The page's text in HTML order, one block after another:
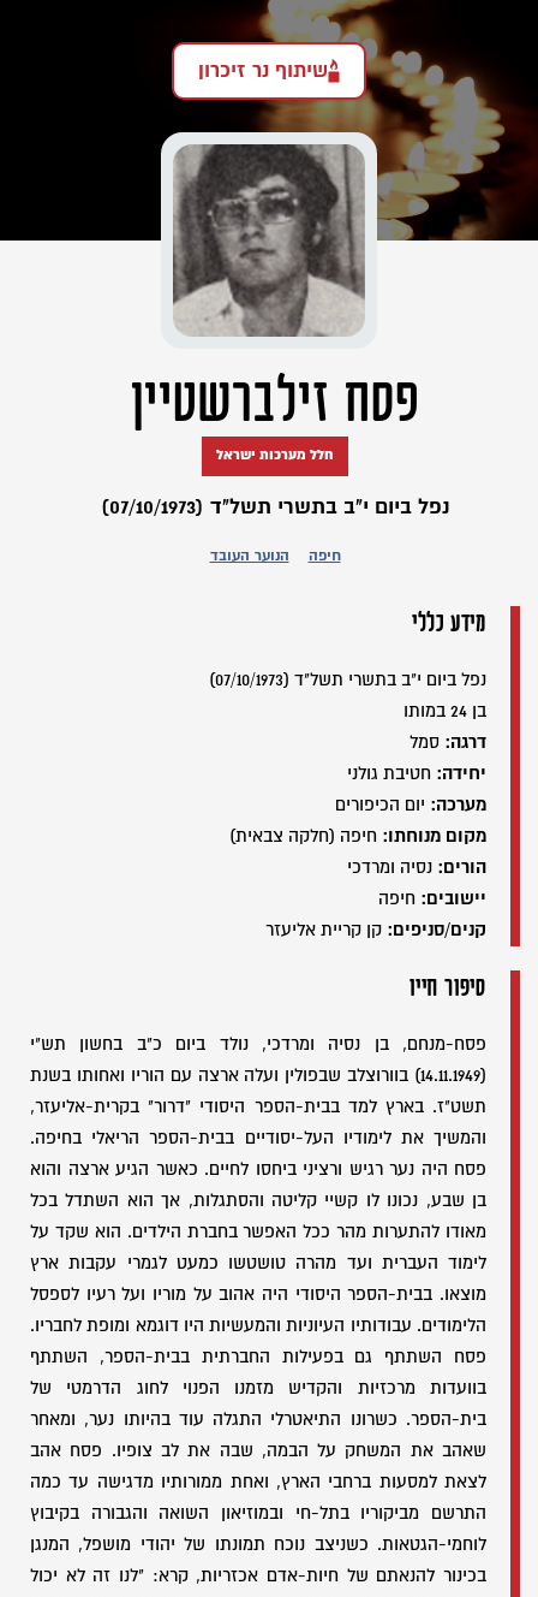
שיתוף נר זיכרון
פסח זילברשטיין
חלל מערכות ישראל
נפל ביום י"ב בתשרי תשל"ד (07/10/1973)
חיפה הנוער העובד
מידע כללי
נפל ביום י"ב בתשרי תשל"ד (07/10/1973)
בן 24 במותו
דרגה: סמל
יחידה: חטיבת גולני
מערכה: יום הכיפורים
מקום מנוחתו: חיפה (חלקה צבאית)
הורים: נסיה ומרדכי
יישובים: חיפה
קנים/סניפים: קן קריית אליעזר
סיפור חייו
פסח-מנחם, בן נסיה ומרדכי, נולד ביום כ"ב בחשון תש"י
(14.11.1949) בוורוצלב שבפולין ועלה ארצה עם הוריו ואחותו בשנת
תשט"ז. בארץ למד בבית-הספר היסודי "דרור" בקרית-אליעזר,
והמשיך את לימודיו העל-יסודיים בבית-הספר הריאלי בחיפה.
פסח היה נער רגיש ורציני ביחסו לחיים. כאשר הגיע ארצה והוא
בן שבע, נכונו לו קשיי קליטה והסתגלות, אך הוא השתדל בכל
מאודו להתערות מהר ככל האפשר בחברת הילדים. הוא שקד על
לימוד העברית ועד מהרה טושטשו כמעט לגמרי עקבות ארץ
מוצאו. בבית-הספר היסודי היה אהוב על מוריו ועל רעיו לספסל
הלימודים. עבודותיו העיוניות והמעשיות היו דוגמא ומופת לחבריו.
פסח השתתף גם בפעילות החברתית בבית-הספר, השתתף
בוועדות מרכזיות והקדיש מזמנו הפנוי לחוג הדרמטי של
בית-הספר. כשרונו התיאטרלי התגלה עוד בהיותו נער, ומאחר
שאהב את המשחק על הבמה, שבה את לב צופיו. פסח אהב
לצאת למסעות ברחבי הארץ, ואחת ממורותיו מדגישה עד כמה
התרשם מביקוריו בתל-חי ובמוזיאון השואה והגבורה בקיבוץ
לוחמי-הגטאות. כשניצב נוכח תמונתו של יהודי מושפל, המנגן
בכינור להנאתם של חיות-אדם אכזריות, קרא: "לנו זה לא יכול